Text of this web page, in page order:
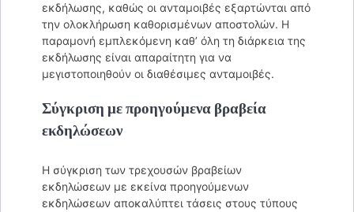
εκδήλωσης, καθώς οι ανταμοιβές εξαρτώνται από
την ολοκλήρωση καθορισμένων αποστολών. Η
παραμονή εμπλεκόμενη καθ’ όλη τη διάρκεια της
εκδήλωσης είναι απαραίτητη για να
μεγιστοποιηθούν οι διαθέσιμες ανταμοιβές.
Σύγκριση με προηγούμενα βραβεία
εκδηλώσεων
Η σύγκριση των τρεχουσών βραβείων
εκδηλώσεων με εκείνα προηγούμενων
εκδηλώσεων αποκαλύπτει τάσεις στους τύπους